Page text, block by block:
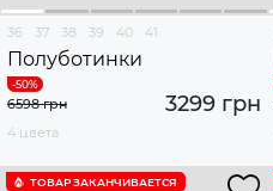
36 37 38 39 40 41
Полуботинки
3299 грн
6598 грн
4 цвета
ТОВАР ЗАКАНЧИВАЕТСЯ